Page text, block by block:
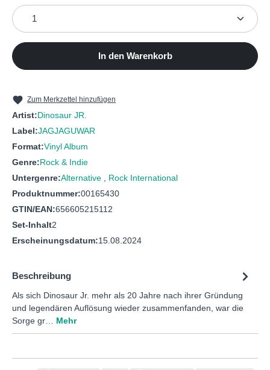
7
8 Whenever You're Ready
Produkt Anzahl: Gib den gewünschten Wert ein
In den Warenkorb
Zum Merkzettel hinzufügen
Artist:Dinosaur JR.
Label:JAGJAGUWAR
Format:Vinyl Album
Genre:Rock & Indie
Untergenre:Alternative , Rock International
Produktnummer:00165430
GTIN/EAN:656605215112
Set-Inhalt2
Erscheinungsdatum:15.08.2024
Beschreibung
Als sich Dinosaur Jr. mehr als 20 Jahre nach ihrer Gründung
und legendären Auflösung wieder zusammenfanden, war die
Sorge gr… Mehr